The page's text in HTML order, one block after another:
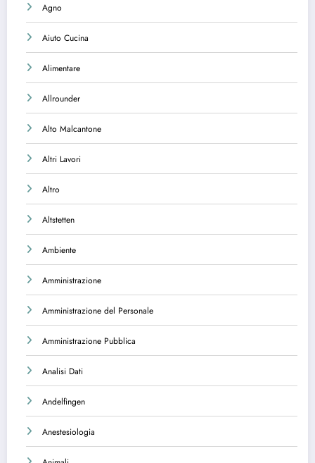
Agno
Aiuto Cucina
Alimentare
Allrounder
Alto Malcantone
Altri Lavori
Altro
Altstetten
Ambiente
Amministrazione
Amministrazione del Personale
Amministrazione Pubblica
Analisi Dati
Andelfingen
Anestesiologia